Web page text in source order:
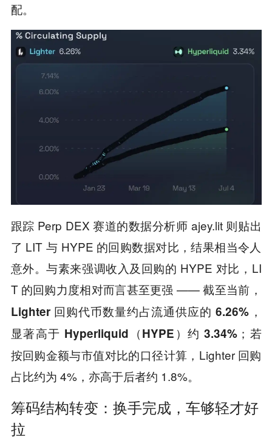
配。
跟踪 Perp DEX 赛道的数据分析师 ajey.lit 则贴出
了 LIT 与 HYPE 的回购数据对比，结果相当令人
意外。与素来强调收入及回购的 HYPE 对比，LI
T 的回购力度相对而言甚至更强 ——截至当前，
Lighter 回购代币数量约占流通供应的 6.26%，
显著高于 Hyperliquid（HYPE）约 3.34% ；若
按回购金额与市值对比的口径计算，Lighter 回购
占比约为 4%，亦高于后者约 1.8%。
筹码结构转变：换手完成，车够轻才好
拉